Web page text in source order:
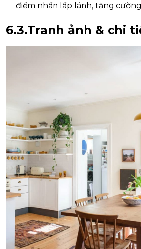
điểm nhấn lấp lánh, tăng
6.3.Tranh ảnh & chi